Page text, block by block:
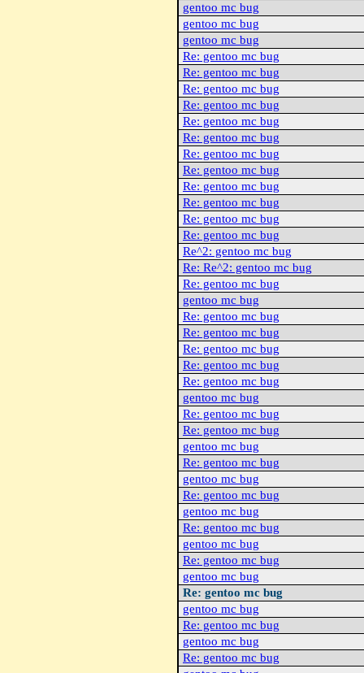
gentoo mc bug
gentoo mc bug
gentoo mc bug
Re: gentoo mc bug
Re: gentoo mc bug
Re: gentoo mc bug
Re: gentoo mc bug
Re: gentoo mc bug
Re: gentoo mc bug
Re: gentoo mc bug
Re: gentoo mc bug
Re: gentoo mc bug
Re: gentoo mc bug
Re: gentoo mc bug
Re: gentoo mc bug
Re^2: gentoo mc bug
Re: Re^2: gentoo mc bug
Re: gentoo mc bug
gentoo mc bug
Re: gentoo mc bug
Re: gentoo mc bug
Re: gentoo mc bug
Re: gentoo mc bug
Re: gentoo mc bug
gentoo mc bug
Re: gentoo mc bug
Re: gentoo mc bug
gentoo mc bug
Re: gentoo mc bug
gentoo mc bug
Re: gentoo mc bug
gentoo mc bug
Re: gentoo mc bug
gentoo mc bug
Re: gentoo mc bug
gentoo mc bug
Re: gentoo mc bug
gentoo mc bug
Re: gentoo mc bug
gentoo mc bug
Re: gentoo mc bug